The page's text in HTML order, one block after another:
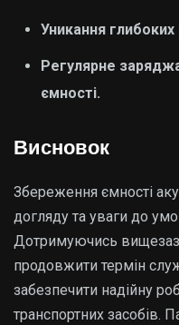
Уникання глибоких
Регулярне
ємності.
Висновок
Збереження ємності
догляду та уваги до
Дотримуючись
продовжити термін
забезпечити надійну
транспортних засобів.